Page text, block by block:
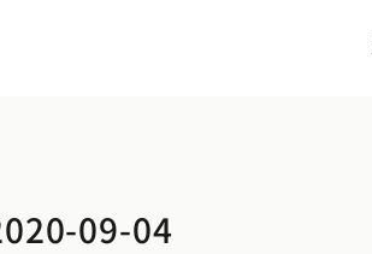
09-04